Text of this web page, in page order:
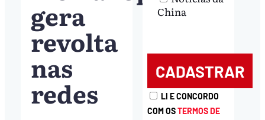
gera
revolta
nas
redes
China
LI E CONCORDO
COM OSTERMOS DE